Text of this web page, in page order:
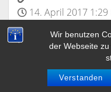
Wir benutzen
der Webseite
Verstanden
14. April 2017 1:29
Auch hierüber
Ich hüpfe für „Haus